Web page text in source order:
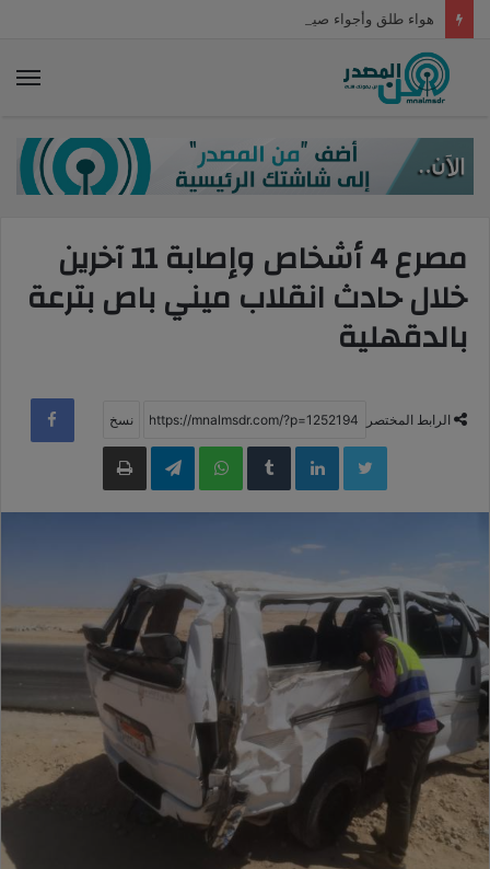
هواء طلق وأجواء صيفية رائعة.. شوارع جمصة مزدحمة بالمواطنين
مصرع 4 أشخاص وإصابة 11 آخرين
خلال حادث انقلاب ميني باص بترعة
بالدقهلية
الرابط المختصر
LinkedIn
WhatsApp
Telegramطباعة